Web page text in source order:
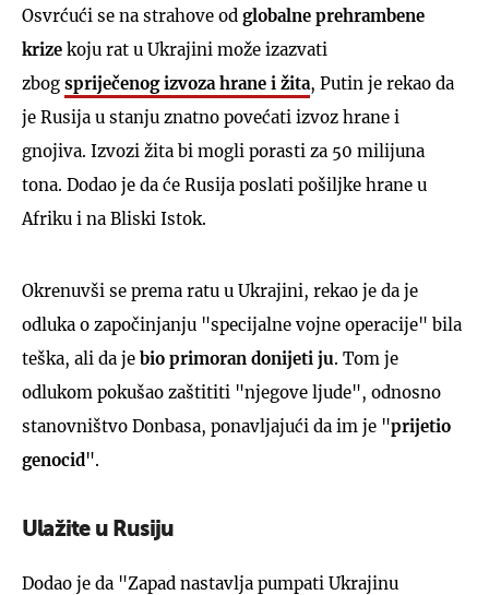
Osvrćući se na strahove od globalne prehrambene
krize koju rat u Ukrajini može izazvati
zbog spriječenog izvoza hrane i žita, Putin je rekao da
je Rusija u stanju znatno povećati izvoz hrane i
gnojiva. Izvozi žita bi mogli porasti za 50 milijuna
tona. Dodao je da će Rusija poslati pošiljke hrane u
Afriku i na Bliski Istok.
Okrenuvši se prema ratu u Ukrajini, rekao je da je
odluka o započinjanju "specijalne vojne operacije" bila
teška, ali da je bio primoran donijeti ju. Tom je
odlukom pokušao zaštititi "njegove ljude", odnosno
stanovništvo Donbasa, ponavljajući da im je "prijetio
genocid".
Ulažite u Rusiju
Dodao je da "Zapad nastavlja pumpati Ukrajinu